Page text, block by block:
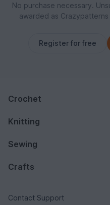
No purchase necessary.
awarded as
Register for free
Crochet
Knitting
Sewing
Crafts
Contact Support